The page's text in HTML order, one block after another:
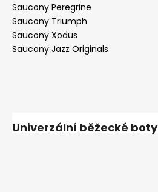
Saucony Peregrine
Saucony Triumph
Saucony Xodus
Saucony Jazz Originals
Univerzální běžecké boty